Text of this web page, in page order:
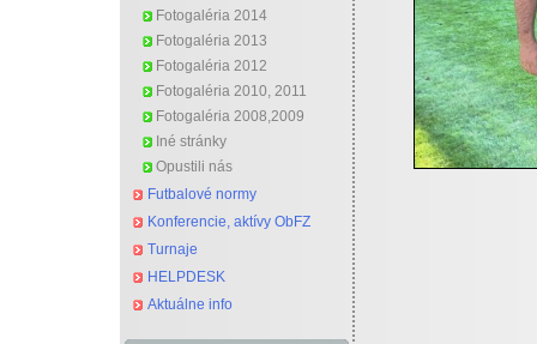
Fotogaléria 2014
Fotogaléria 2013
Fotogaléria 2012
Fotogaléria 2010, 2011
Fotogaléria 2008,2009
Iné stránky
Opustili nás
Futbalové normy
Konferencie, aktívy ObFZ
Turnaje
HELPDESK
Aktuálne info